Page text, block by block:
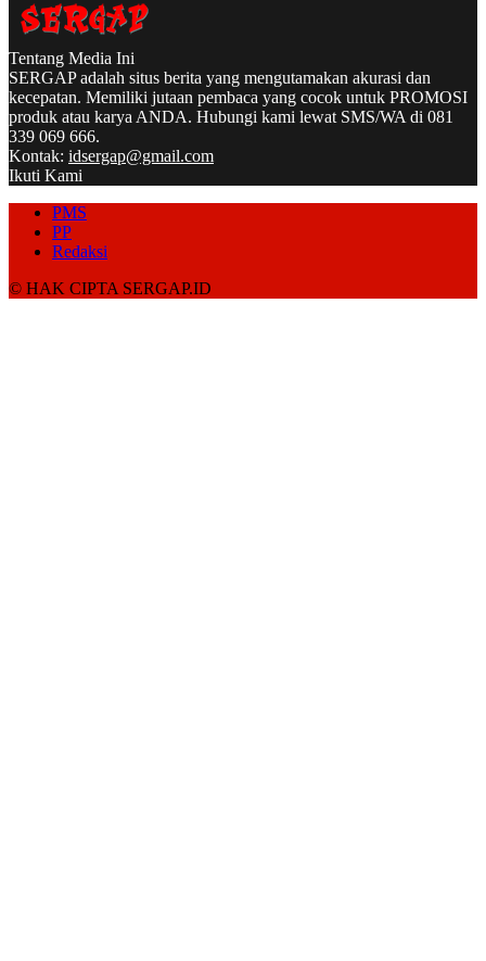
Tentang Media Ini
SERGAP adalah situs berita yang mengutamakan akurasi dan
kecepatan. Memiliki jutaan pembaca yang cocok untuk PROMOSI
produk atau karya ANDA. Hubungi kami lewat SMS/WA di 081
339 069 666.
Kontak: idsergap@gmail.com
Ikuti Kami
PMS
PP
Redaksi
© HAK CIPTA SERGAP.ID